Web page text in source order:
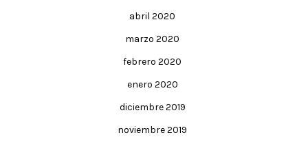
abril 2020
marzo 2020
febrero 2020
enero 2020
diciembre 2019
noviembre 2019